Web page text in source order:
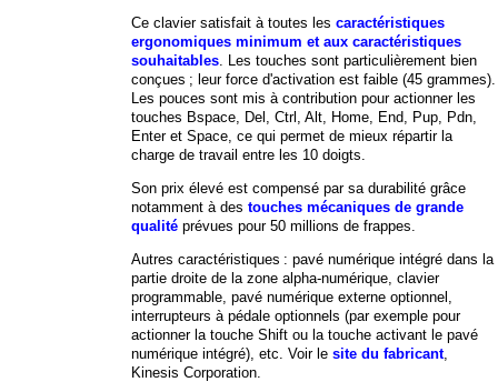
Ce clavier satisfait à toutes lescaractéristiques
ergonomiques minimum et aux caractéristiques
souhaitables. Les touches sont particulièrement bien
conçues ; leur force d'activation est faible (45 grammes).
Les pouces sont mis à contribution pour actionner les
touches Bspace, Del, Ctrl, Alt, Home, End, Pup, Pdn,
Enter et Space, ce qui permet de mieux répartir la
charge de travail entre les 10 doigts.
Son prix élevé est compensé par sa durabilité grâce
notamment à destouches mécaniques de grande
qualité prévues pour 50 millions de frappes.
Autres caractéristiques : pavé numérique intégré dans la
partie droite de la zone alpha-numérique, clavier
programmable, pavé numérique externe optionnel,
interrupteurs à pédale optionnels (par exemple pour
actionner la touche Shift ou la touche activant le pavé
numérique intégré), etc. Voir lesite du fabricant,
Kinesis Corporation.